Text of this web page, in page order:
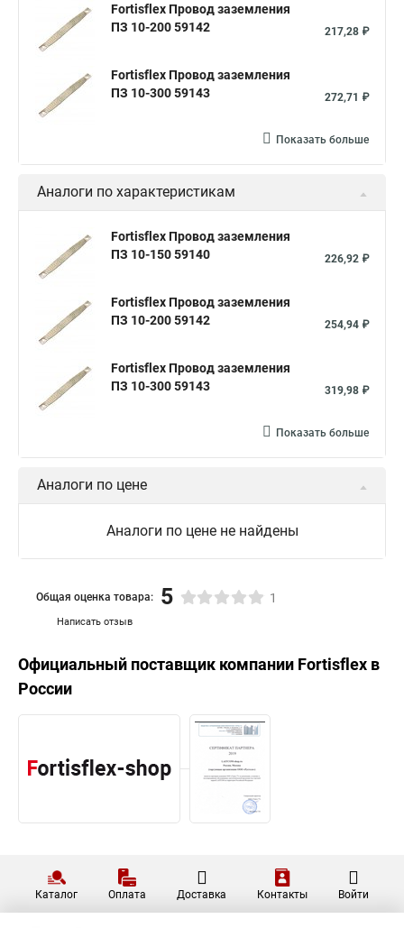
Fortisflex Провод заземления
ПЗ 10-200 59142
217,28 ₽
Fortisflex Провод заземления
ПЗ 10-300 59143
272,71 ₽
Показать больше
Аналоги по характеристикам
Fortisflex Провод заземления
ПЗ 10-150 59140
226,92 ₽
Fortisflex Провод заземления
ПЗ 10-200 59142
254,94 ₽
Fortisflex Провод заземления
ПЗ 10-300 59143
319,98 ₽
Показать больше
Аналоги по цене
Аналоги по цене не найдены
Написать отзыв
Общая оценка товара: 5 1
Официальный поставщик компании Fortisflex в
России
Каталог Оплата Доставка Контакты Войти